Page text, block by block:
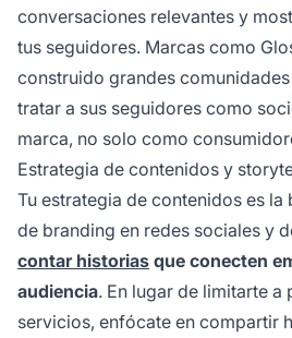
conversaciones relevantes y
tus seguidores. Marcas como
construido grandes
tratar a sus seguidores como
marca, no solo como
Estrategia de contenidos y
Tu estrategia de contenidos es la
de branding en redes sociales y
contar historias que conecten
audiencia. En lugar de limitarte
servicios, enfócate en compartir